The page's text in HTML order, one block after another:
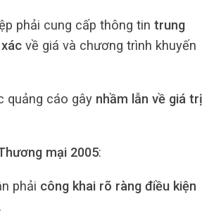
phải cung cấp thông tin trung
về giá và chương trình khuyến
quảng cáo gây nhầm lẫn về giá trị
mại 2005:
phải công khai rõ ràng điều kiện